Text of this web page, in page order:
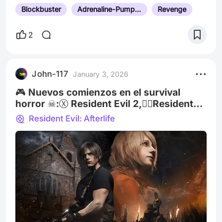
Blockbuster Adrenaline-Pumping Action Revenge
2
John-117 January 3, 2026
🎮 Nuevos comienzos en el survival
horror ☠:Ⓧ Resident Evil 2,🧟‍♂️Resident
Evil 4 △○✕□ 🕹️
Resident Evil: Afterlife